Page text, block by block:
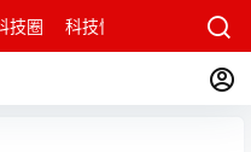
技圈 科技快讯 智能科技问